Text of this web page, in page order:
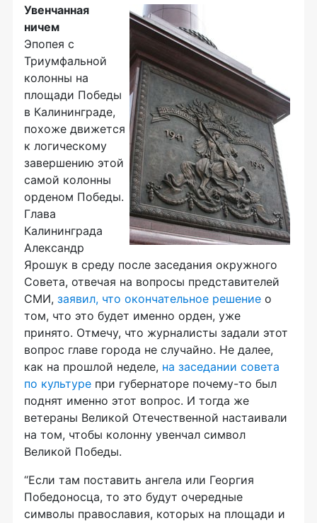
Увенчанная
ничем
Эпопея с
Триумфальной
колонны на
площади Победы
в Калининграде,
похоже движется
к логическому
завершению этой
самой колонны
орденом Победы.
Глава
Калининграда
Александр
Ярошук в среду после заседания окружного
Совета, отвечая на вопросы представителей
СМИ, заявил, что окончательное решение о
том, что это будет именно орден, уже
принято. Отмечу, что журналисты задали этот
вопрос главе города не случайно. Не далее,
как на прошлой неделе, на заседании совета
по культуре при губернаторе почему-то был
поднят именно этот вопрос. И тогда же
ветераны Великой Отечественной настаивали
на том, чтобы колонну увенчал символ
Великой Победы.
“Если там поставить ангела или Георгия
Победоносца, то это будут очередные
символы православия, которых на площади и